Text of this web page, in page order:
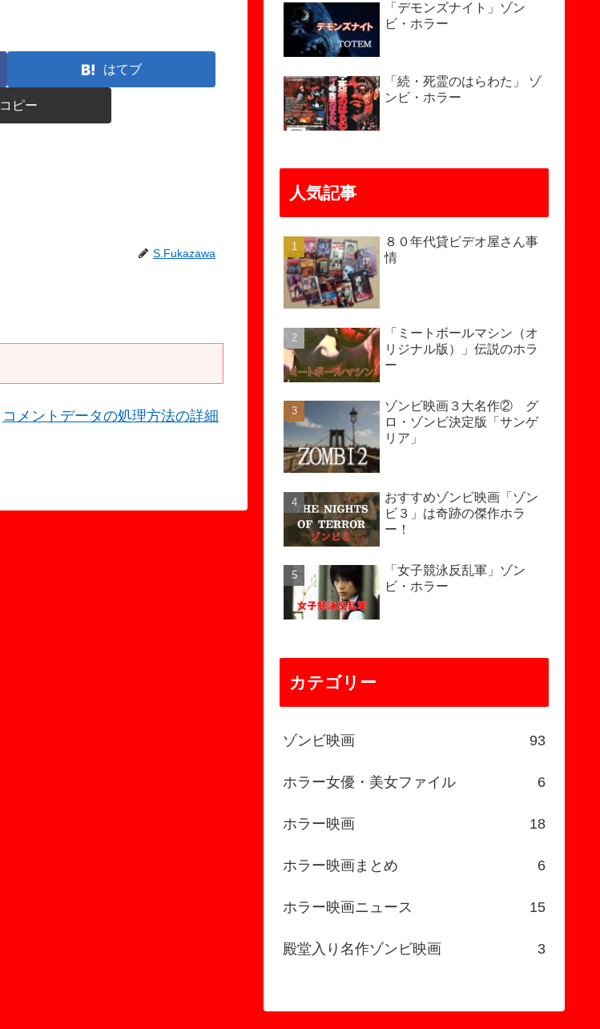
はてブ
コピー
S.Fukazawa
コメントデータの処理方法の詳細
「デモンズナイト」ゾン
ビ・ホラー
「続・死霊のはらわた」 ゾ
ンビ・ホラー
人気記事
８０年代貸ビデオ屋さん事
情
「ミートボールマシン（オ
リジナル版）」伝説のホラ
ー
ゾンビ映画３大名作② グ
ロ・ゾンビ決定版「サンゲ
リア」
おすすめゾンビ映画「ゾン
ビ３」は奇跡の傑作ホラ
ー！
「女子競泳反乱軍」ゾン
ビ・ホラー
カテゴリー
ゾンビ映画 93
ホラー女優・美女ファイル 6
ホラー映画 18
ホラー映画まとめ 6
ホラー映画ニュース 15
殿堂入り名作ゾンビ映画 3